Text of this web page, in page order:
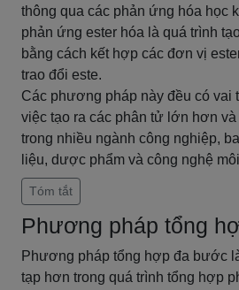
thông qua các phản ứng hóa học
phản ứng ester hóa là quá trình
bằng cách kết hợp các đơn vị
trao đổi este.
Các phương pháp này đều có vai
việc tạo ra các phân tử lớn hơn
trong nhiều ngành công nghiệp,
liệu, dược phẩm và công nghệ
Tóm tắt
Phương pháp tổng
Phương pháp tổng hợp đa bước
tạp hơn trong quá trình tổng hợp